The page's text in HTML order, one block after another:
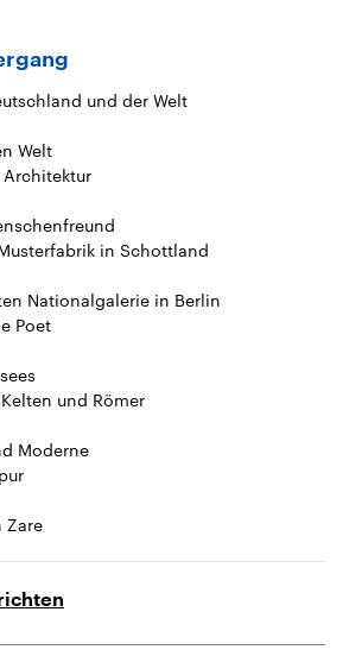
und der Welt
Welt
Architektur
in Schottland
Nationalgalerie in Berlin
Poet
und Römer
Moderne
Zare